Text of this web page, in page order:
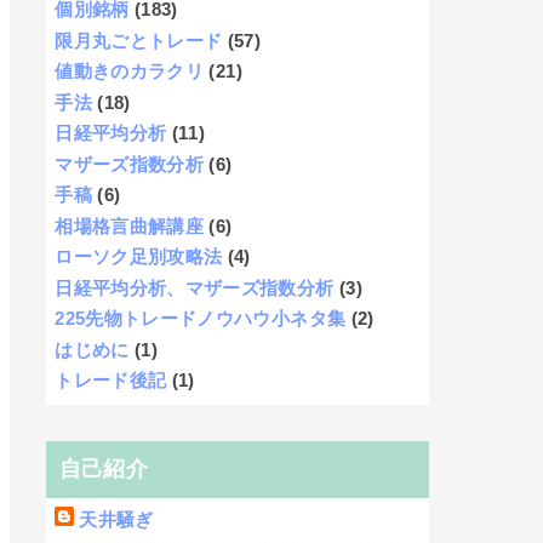
個別銘柄 (183)
限月丸ごとトレード (57)
値動きのカラクリ (21)
手法 (18)
日経平均分析 (11)
マザーズ指数分析 (6)
手稿 (6)
相場格言曲解講座 (6)
ローソク足別攻略法 (4)
日経平均分析、マザーズ指数分析 (3)
225先物トレードノウハウ小ネタ集 (2)
はじめに (1)
トレード後記 (1)
自己紹介
天井騒ぎ